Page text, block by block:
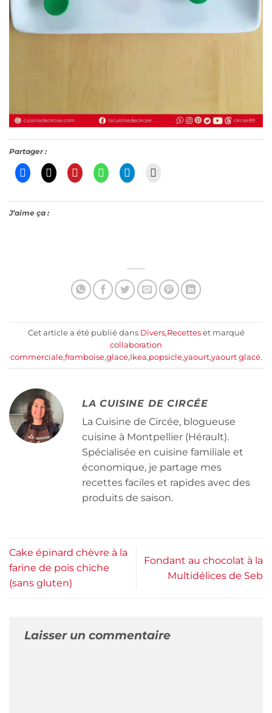
Partager :
J’aime ça :
Cet article a été publié dans Divers,Recetteset marqué
collaboration
commerciale,framboise,glace,Ikea,popsicle,yaourt,yaourt glacé.
LA CUISINE DE CIRCÉE
La Cuisine de Circée, blogueuse
cuisine à Montpellier (Hérault).
Spécialisée en cuisine familiale et
économique, je partage mes
recettes faciles et rapides avec des
produits de saison.
Cake épinard chèvre à la
farine de pois chiche
(sans gluten)
Fondant au chocolat à la
Multidélices de Seb
Laisser un commentaire